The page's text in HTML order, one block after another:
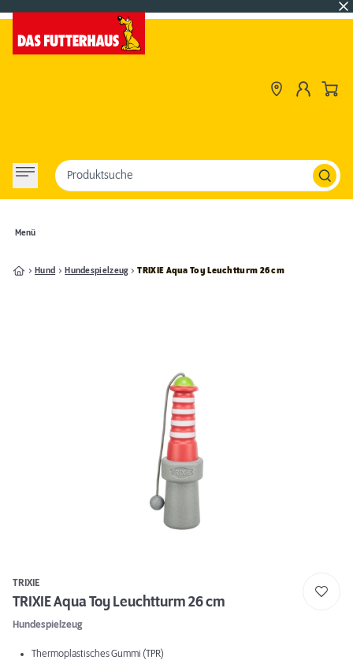
Menü
Produktsuche
Hund Hundespielzeug TRIXIE Aqua Toy Leuchtturm 26 cm
TRIXIE
TRIXIE Aqua Toy Leuchtturm 26 cm
Hundespielzeug
Thermoplastisches Gummi (TPR)